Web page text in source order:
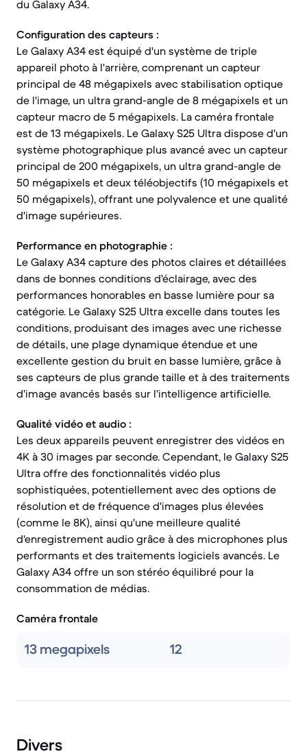
du Galaxy A34.
Configuration des capteurs :
Le Galaxy A34 est équipé d'un système de triple
appareil photo à l'arrière, comprenant un capteur
principal de 48 mégapixels avec stabilisation optique
de l'image, un ultra grand-angle de 8 mégapixels et un
capteur macro de 5 mégapixels. La caméra frontale
est de 13 mégapixels. Le Galaxy S25 Ultra dispose d'un
système photographique plus avancé avec un capteur
principal de 200 mégapixels, un ultra grand-angle de
50 mégapixels et deux téléobjectifs (10 mégapixels et
50 mégapixels), offrant une polyvalence et une qualité
d'image supérieures.
Performance en photographie :
Le Galaxy A34 capture des photos claires et détaillées
dans de bonnes conditions d'éclairage, avec des
performances honorables en basse lumière pour sa
catégorie. Le Galaxy S25 Ultra excelle dans toutes les
conditions, produisant des images avec une richesse
de détails, une plage dynamique étendue et une
excellente gestion du bruit en basse lumière, grâce à
ses capteurs de plus grande taille et à des traitements
d'image avancés basés sur l'intelligence artificielle.
Qualité vidéo et audio :
Les deux appareils peuvent enregistrer des vidéos en
4K à 30 images par seconde. Cependant, le Galaxy S25
Ultra offre des fonctionnalités vidéo plus
sophistiquées, potentiellement avec des options de
résolution et de fréquence d'images plus élevées
(comme le 8K), ainsi qu'une meilleure qualité
d'enregistrement audio grâce à des microphones plus
performants et des traitements logiciels avancés. Le
Galaxy A34 offre un son stéréo équilibré pour la
consommation de médias.
Caméra frontale
13 megapixels 12
Divers